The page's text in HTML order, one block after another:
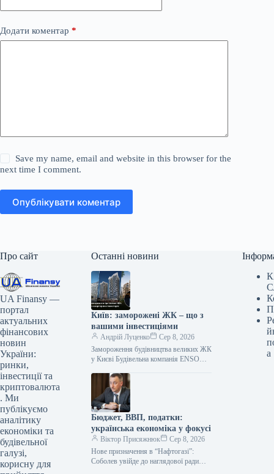
Додати коментар *
Save my name, email and website in this browser for the
next time I comment.
Опублікувати коментар
Про сайт
UA Finansy —
портал
актуальних
фінансових
новин
України:
ринки,
інвестиції та
криптовалюта
. Ми
публікуємо
аналітику
економіки та
будівельної
галузі,
корисну для
Останні новини
Київ: заморожені ЖК – що з
вашими інвестиціями
Андрій Луценко
Сер 8, 2026
Замороження будівництва великих ЖК
у Києві Будівельна компанія ENSO
масштабних житлових комплексах у
Києві: Poetica, Diadans…
Бюджет, ВВП, податки:
українська економіка у фокусі
Віктор Присяжнюк
Сер 8, 2026
Нове призначення в “Нафтогазі”:
Соболев увійде до наглядової ради
а